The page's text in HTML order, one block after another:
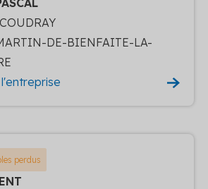
DE-BIENFAITE-LA-
perdus